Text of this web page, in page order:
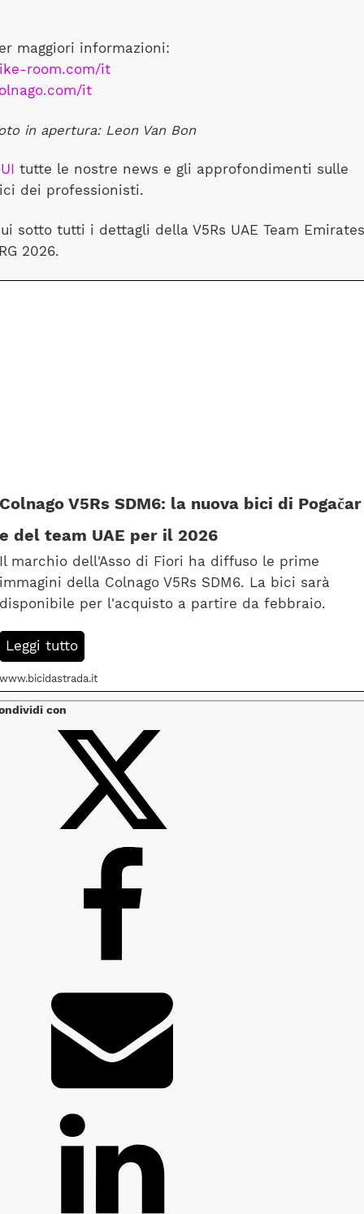
maggiori informazioni:
room.com/it
it
in apertura: Leon Van Bon
tutte le nostre news e gli approfondimenti sulle
dei professionisti.
sotto tutti i dettagli della V5Rs UAE Team Emirates
2026.
V5Rs SDM6: la nuova bici di Pogačar
del team UAE per il 2026
marchio dell'Asso di Fiori ha diffuso le prime
della Colnago V5Rs SDM6. La bici sarà
per l'acquisto a partire da febbraio.
Leggi tutto
con